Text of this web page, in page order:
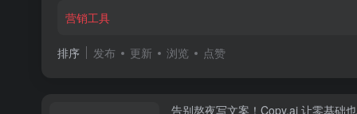
营销工具
排序 发布 更新 浏览 点赞
告别熬夜写文案！Copy.ai 让零基础